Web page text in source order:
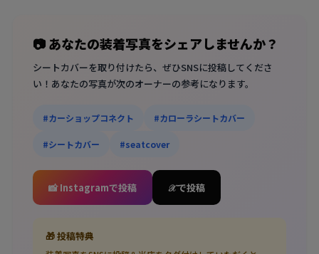
📷 あなたの装着写真をシェアしませんか？
シートカバーを取り付けたら、ぜひSNSに投稿してくださ
い！あなたの写真が次のオーナーの参考になります。
#カーショップコネクト #カローラシートカバー
#シートカバー #seatcover
📸 Instagramで投稿 𝒳 で投稿
🎁 投稿特典